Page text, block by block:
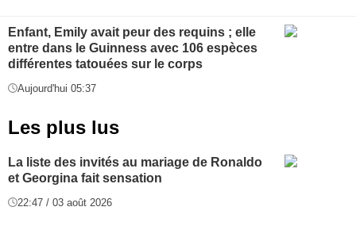
Enfant, Emily avait peur des requins ; elle
entre dans le Guinness avec 106 espèces
différentes tatouées sur le corps
Aujourd'hui 05:37
Les plus lus
La liste des invités au mariage de Ronaldo
et Georgina fait sensation
22:47 / 03 août 2026